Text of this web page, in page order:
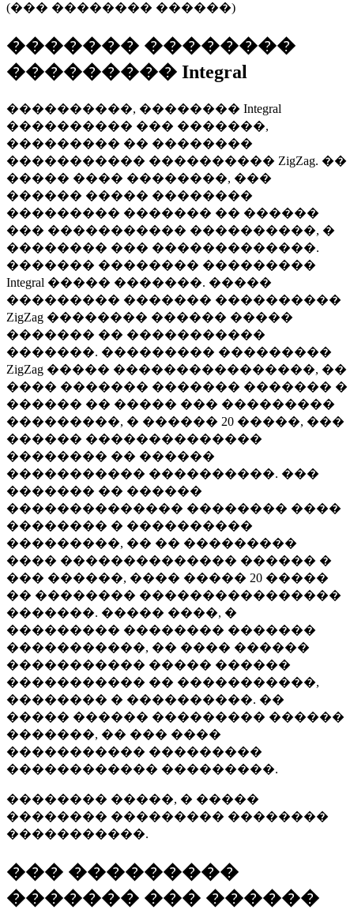
(��� �������� ������)
������� ��������
��������� Integral
����������, �������� Integral
���������� ��� �������,
��������� �� ��������
����������� ���������� ZigZag. ��
����� ���� ��������, ���
������ ����� ��������
��������� ������� �� ������
��� ����������� ����������, �
�������� ��� �������������.
������� �������� ���������
Integral ����� �������. �����
��������� ������� ����������
ZigZag �������� ������ �����
������� �� �����������
�������. ��������� ���������
ZigZag ����� ����������������, ��
���� ������� ������� ������� �
������ �� ����� ��� ���������
���������, � ������ 20 �����, ���
������ ��������������
�������� �� ������
����������� ����������. ���
������� �� ������
�������������� �������� ����
�������� � ����������
���������, �� �� ���������
���� �������������� ������ �
��� ������, ���� ����� 20 �����
�� �������� ����������������
�������. ����� ����, �
��������� �������� �������
�����������, �� ���� ������
����������� ����� ������
����������� �� �����������,
�������� � ����������. ��
����� ������ ��������� ������
�������, �� ��� ����
����������� ���������
������������ ���������.
�������� �����, � �����
�������� ��������� ��������
�����������.
��� ���������
������� ��� ������